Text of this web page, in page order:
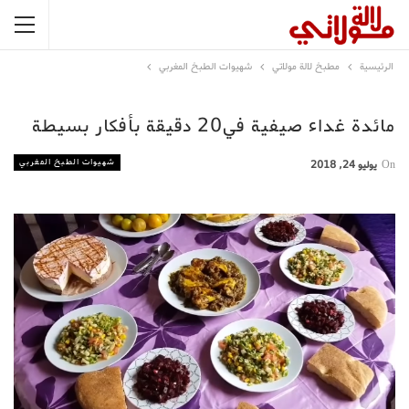
الرئيسية مطبخ لالة مولاتي شهيوات الطبخ المغربي
مائدة غداء صيفية في20 دقيقة بأفكار بسيطة
شهيوات الطبخ المغربي On يوليو 24, 2018